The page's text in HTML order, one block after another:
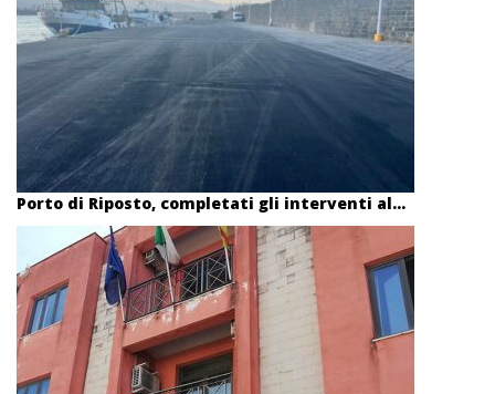
Porto di Riposto, completati gli interventi al...